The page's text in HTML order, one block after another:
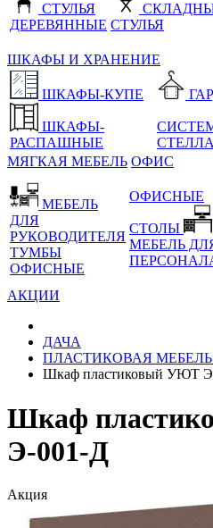
СТУЛЬЯ
ДЕРЕВЯННЫЕ СТУЛЬЯ
ШКАФЫ И ХРАНЕНИЕ
ШКАФЫ-КУПЕ
ШКАФЫ-
РАСПАШНЫЕ
МЯГКАЯ МЕБЕЛЬ ОФИС
МЕБЕЛЬ
ДЛЯ
РУКОВОДИТЕЛЯ
ТУМБЫ
ОФИСНЫЕ
ОФИСНЫЕ
СТОЛЫ
МЕБЕЛЬ
АКЦИИ
ДАЧА
ПЛАСТИКОВАЯ
Шкаф пластиковый УЮТ
Шкаф
Э-001-Д
Акция